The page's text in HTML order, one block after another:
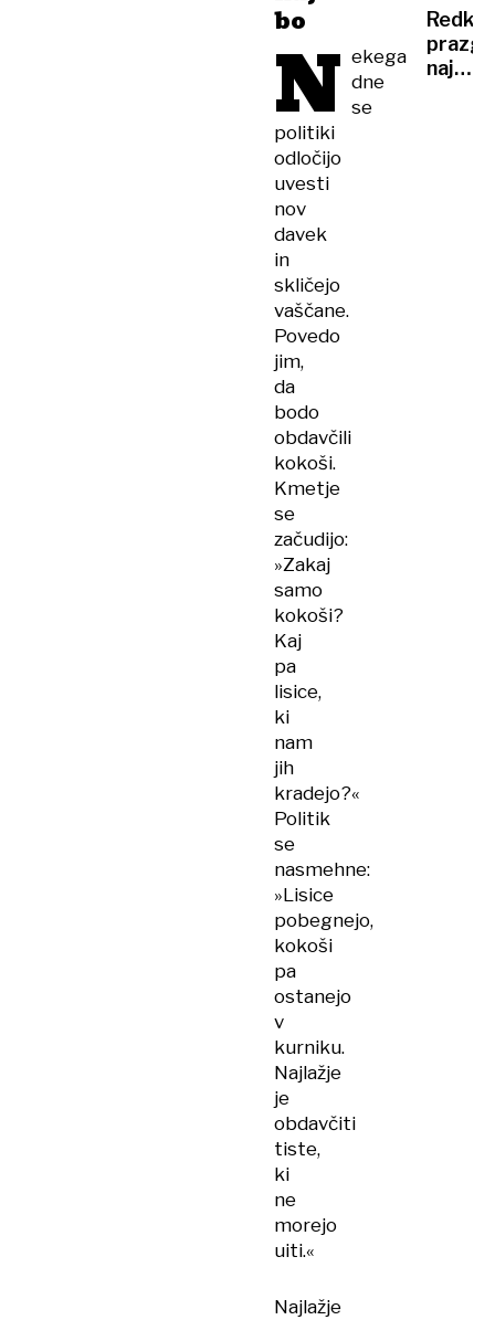
bo
N ekega
dne
se
politiki
odločijo
uvesti
nov
davek
in
skličejo
vaščane.
Povedo
jim,
da
bodo
obdavčili
kokoši.
Kmetje
se
začudijo:
»Zakaj
samo
kokoši?
Kaj
pa
lisice,
ki
nam
jih
kradejo?«
Politik
se
nasmehne:
»Lisice
pobegnejo,
kokoši
pa
ostanejo
v
kurniku.
Najlažje
je
obdavčiti
tiste,
ki
ne
morejo
uiti.«
Najlažje
števcu
Redke
najdbe: